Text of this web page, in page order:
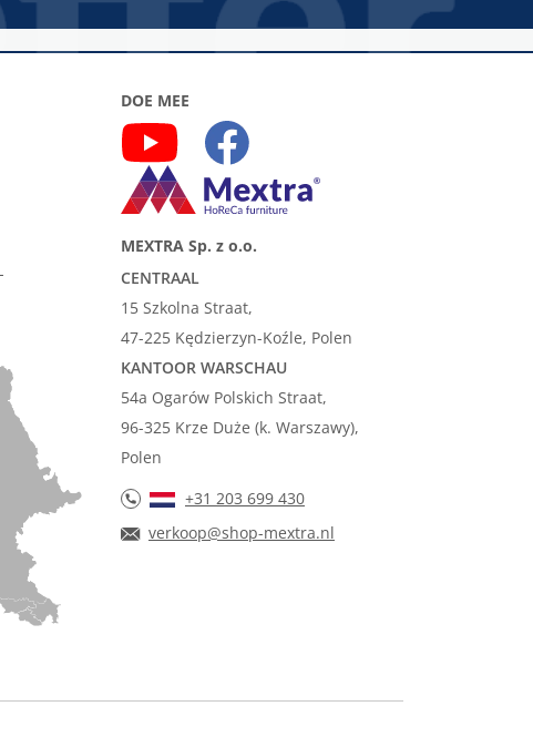
DOE MEE
MEXTRA Sp. z o.o.
CENTRAAL
15 Szkolna Straat,
47-225 Kędzierzyn-Koźle, Polen
KANTOOR WARSCHAU
54a Ogarów Polskich Straat,
96-325 Krze Duże (k. Warszawy),
Polen
+31 203 699 430
verkoop@shop-mextra.nl